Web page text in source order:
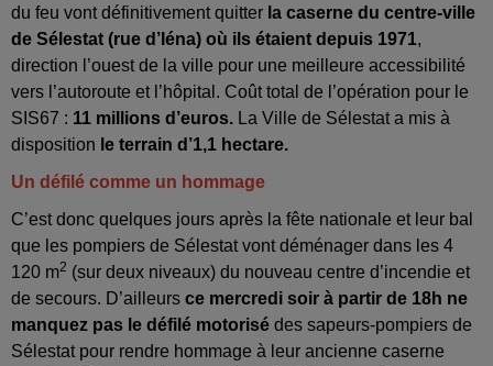
du feu vont définitivement quitter la caserne du centre-ville
de Sélestat (rue d’Iéna) où ils étaient depuis 1971,
direction l’ouest de la ville pour une meilleure accessibilité
vers l’autoroute et l’hôpital. Coût total de l’opération pour le
SIS67 : 11 millions d’euros. La Ville de Sélestat a mis à
disposition le terrain d’1,1 hectare.
Un défilé comme un hommage
C’est donc quelques jours après la fête nationale et leur bal
que les pompiers de Sélestat vont déménager dans les 4
120 m2 (sur deux niveaux) du nouveau centre d’incendie et
de secours. D’ailleurs ce mercredi soir à partir de 18h ne
manquez pas le défilé motorisé des sapeurs-pompiers de
Sélestat pour rendre hommage à leur ancienne caserne